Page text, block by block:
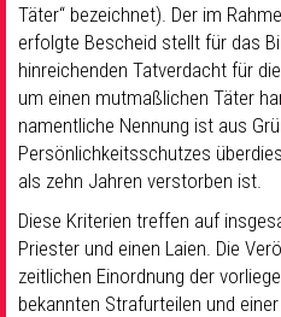
Täter“ bezeichnet). Der im
erfolgte Bescheid stellt für das
hinreichenden Tatverdacht für
um einen mutmaßlichen Täter
namentliche Nennung ist aus
Persönlichkeitsschutzes
als zehn Jahren verstorben ist.
Diese Kriterien treffen auf
Priester und einen Laien. Die
zeitlichen Einordnung der
bekannten Strafurteilen und